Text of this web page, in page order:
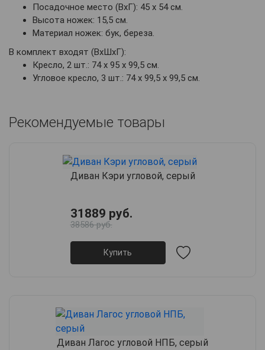
Посадочное место (ВхГ): 45 х 54 см.
Высота ножек: 15,5 см.
Материал ножек: бук, береза.
В комплект входят (ВхШхГ):
Кресло, 2 шт.: 74 х 95 х 99,5 см.
Угловое кресло, 3 шт.: 74 х 99,5 х 99,5 см.
Рекомендуемые товары
Диван Кэри угловой, серый
31889 руб.
38586 руб.
Купить
Диван Лагос угловой НПБ, серый